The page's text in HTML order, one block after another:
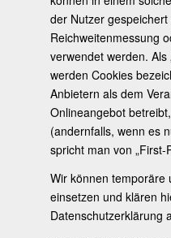
der Nutzer
Reichweitenmessung
verwendet werden. Als
werden Cookies
Anbietern als dem
Onlineangebot
(andernfalls, wenn es
spricht man von „First-
Wir können temporäre
einsetzen und klären
Datenschutzerklärung